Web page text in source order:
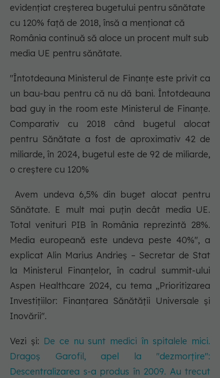
evidențiat creșterea bugetului pentru sănătate
cu 120% față de 2018, însă a menționat că
România continuă să aloce un procent mult sub
media UE pentru sănătate.
"Întotdeauna Ministerul de Finanțe este privit ca
un bau-bau pentru că nu dă bani. Întotdeauna
bad guy in the room este Ministerul de Finanțe.
Comparativ cu 2018 când bugetul alocat
pentru Sănătate a fost de aproximativ 42 de
miliarde, în 2024, bugetul este de 92 de miliarde,
o creștere cu 120%
Avem undeva 6,5% din buget alocat pentru
Sănătate. E mult mai puțin decât media UE.
Total venituri PIB în România reprezintă 28%.
Media europeană este undeva peste 40%", a
explicat Alin Marius Andrieș – Secretar de Stat
la Ministerul Finanțelor, în cadrul summit-ului
Aspen Healthcare 2024, cu tema „Prioritizarea
Investițiilor: Finanțarea Sănătății Universale și
Inovării".
Vezi și: De ce nu sunt medici în spitalele mici.
Dragoș Garofil, apel la "dezmorțire":
Descentralizarea s-a produs în 2009. Au trecut